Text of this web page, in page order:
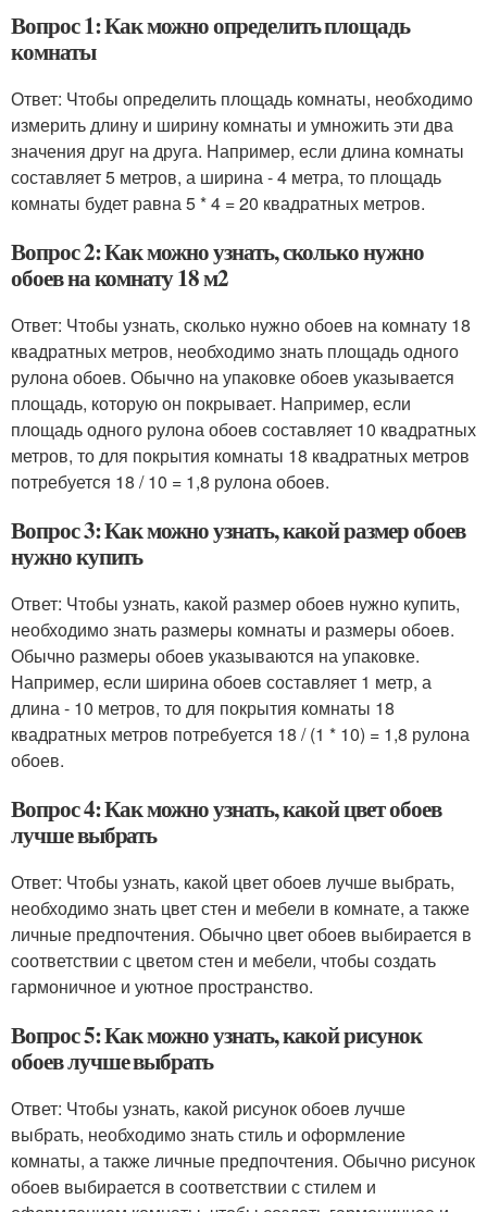
Вопрос 1: Как можно определить площадь
комнаты
Ответ: Чтобы определить площадь комнаты, необходимо
измерить длину и ширину комнаты и умножить эти два
значения друг на друга. Например, если длина комнаты
составляет 5 метров, а ширина - 4 метра, то площадь
комнаты будет равна 5 * 4 = 20 квадратных метров.
Вопрос 2: Как можно узнать, сколько нужно
обоев на комнату 18 м2
Ответ: Чтобы узнать, сколько нужно обоев на комнату 18
квадратных метров, необходимо знать площадь одного
рулона обоев. Обычно на упаковке обоев указывается
площадь, которую он покрывает. Например, если
площадь одного рулона обоев составляет 10 квадратных
метров, то для покрытия комнаты 18 квадратных метров
потребуется 18 / 10 = 1,8 рулона обоев.
Вопрос 3: Как можно узнать, какой размер обоев
нужно купить
Ответ: Чтобы узнать, какой размер обоев нужно купить,
необходимо знать размеры комнаты и размеры обоев.
Обычно размеры обоев указываются на упаковке.
Например, если ширина обоев составляет 1 метр, а
длина - 10 метров, то для покрытия комнаты 18
квадратных метров потребуется 18 / (1 * 10) = 1,8 рулона
обоев.
Вопрос 4: Как можно узнать, какой цвет обоев
лучше выбрать
Ответ: Чтобы узнать, какой цвет обоев лучше выбрать,
необходимо знать цвет стен и мебели в комнате, а также
личные предпочтения. Обычно цвет обоев выбирается в
соответствии с цветом стен и мебели, чтобы создать
гармоничное и уютное пространство.
Вопрос 5: Как можно узнать, какой рисунок
обоев лучше выбрать
Ответ: Чтобы узнать, какой рисунок обоев лучше
выбрать, необходимо знать стиль и оформление
комнаты, а также личные предпочтения. Обычно рисунок
обоев выбирается в соответствии с стилем и